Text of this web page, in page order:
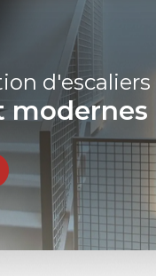
d'escaliers
modernes